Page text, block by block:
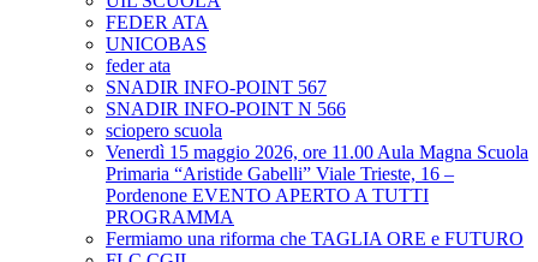
FEDER ATA
UNICOBAS
feder ata
SNADIR INFO-POINT 567
SNADIR INFO-POINT N 566
sciopero scuola
Venerdì 15 maggio 2026, ore 11.00 Aula Magna Scuola
Primaria “Aristide Gabelli” Viale Trieste, 16 –
Pordenone EVENTO APERTO A TUTTI
PROGRAMMA
Fermiamo una riforma che TAGLIA ORE e FUTURO